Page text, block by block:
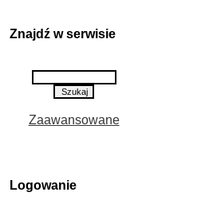
Znajdź w serwisie
Zaawansowane
Logowanie